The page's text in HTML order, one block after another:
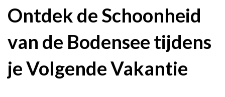
Pracht
van
een
Vakantie:
Ontdek de Schoonheid
van de Bodensee tijdens
je Volgende Vakantie